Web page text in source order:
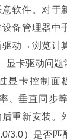
软件。对于
备管理器中
驱动→浏览
显卡驱动问
显卡控制面
、垂直同步
重新安装。
3.0）是否匹